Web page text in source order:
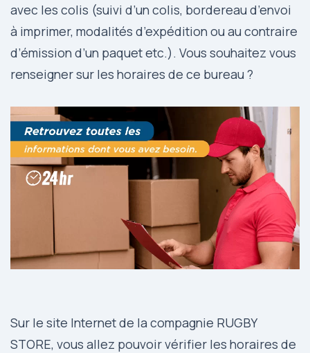
avec les colis (suivi d’un colis, bordereau d’envoi
à imprimer, modalités d’expédition ou au contraire
d’émission d’un paquet etc.). Vous souhaitez vous
renseigner sur les horaires de ce bureau ?
Sur le site Internet de la compagnie RUGBY
STORE, vous allez pouvoir vérifier les horaires de